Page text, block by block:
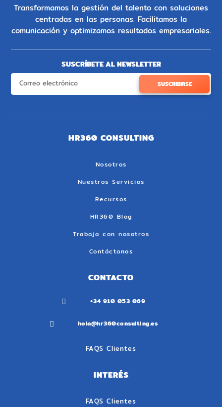
Transformamos la gestión del talento con soluciones
centradas en las personas. Facilitamos la
comunicación y optimizamos resultados empresariales.
SUSCRÍBETE AL NEWSLETTER
SUSCRIBIRSE
HR360 CONSULTING
Nosotros
Nuestros Servicios
Recursos
HR360 Blog
Trabaja con nosotros
Contáctanos
CONTACTO
 +34 910 053 069
 hola@hr360consulting.es
FAQS Clientes
INTERÉS
FAQS Clientes